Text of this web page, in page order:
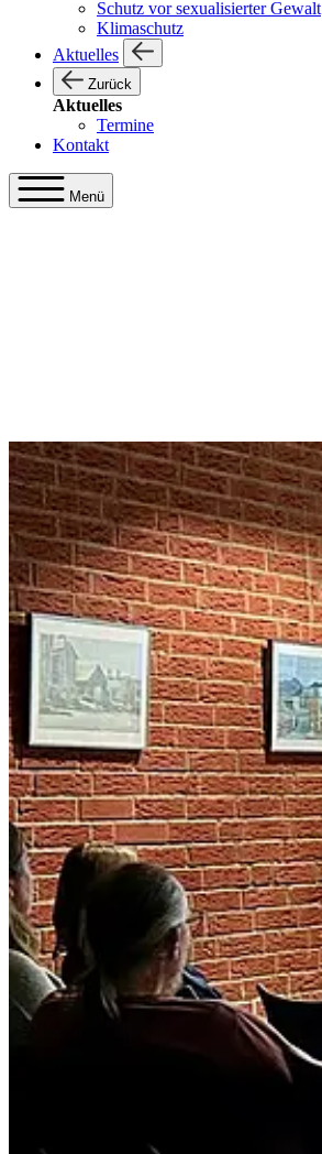
Schutz vor sexualisierter Gewalt
Klimaschutz
Aktuelles
Zurück
Aktuelles
Termine
Kontakt
Menü